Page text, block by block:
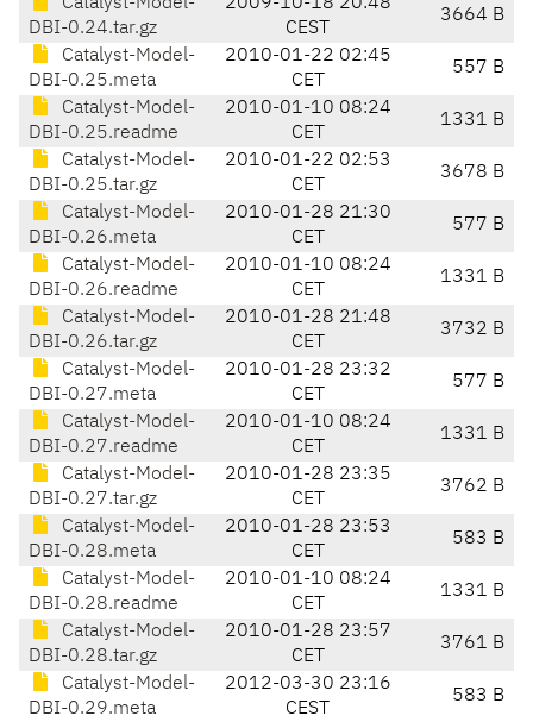
DBI-0.24.tar.gz
CEST
3664 B
Catalyst-Model-
DBI-0.25.meta
2010-01-22 02:45
CET
557 B
Catalyst-Model-
DBI-0.25.readme
2010-01-10 08:24
CET
1331 B
Catalyst-Model-
DBI-0.25.tar.gz
2010-01-22 02:53
CET
3678 B
Catalyst-Model-
DBI-0.26.meta
2010-01-28 21:30
CET
577 B
Catalyst-Model-
DBI-0.26.readme
2010-01-10 08:24
CET
1331 B
Catalyst-Model-
DBI-0.26.tar.gz
2010-01-28 21:48
CET
3732 B
Catalyst-Model-
DBI-0.27.meta
2010-01-28 23:32
CET
577 B
Catalyst-Model-
DBI-0.27.readme
2010-01-10 08:24
CET
1331 B
Catalyst-Model-
DBI-0.27.tar.gz
2010-01-28 23:35
CET
3762 B
Catalyst-Model-
DBI-0.28.meta
2010-01-28 23:53
CET
583 B
Catalyst-Model-
DBI-0.28.readme
2010-01-10 08:24
CET
1331 B
Catalyst-Model-
DBI-0.28.tar.gz
2010-01-28 23:57
CET
3761 B
Catalyst-Model-
DBI-0.29.meta
2012-03-30 23:16
CEST
583 B